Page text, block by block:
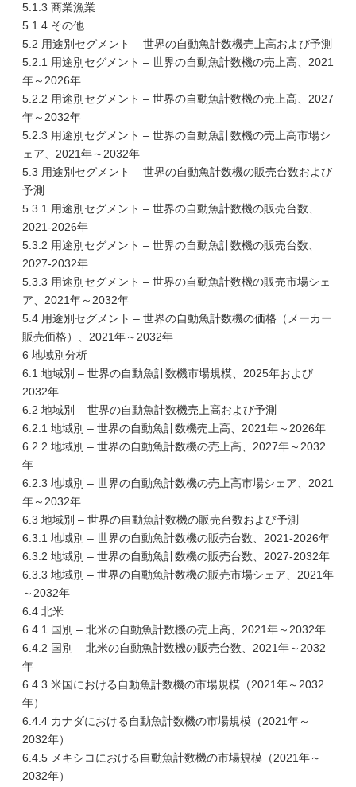
5.1.3 商業漁業
5.1.4 その他
5.2 用途別セグメント – 世界の自動魚計数機売上高および予測
5.2.1 用途別セグメント – 世界の自動魚計数機の売上高、2021
年～2026年
5.2.2 用途別セグメント – 世界の自動魚計数機の売上高、2027
年～2032年
5.2.3 用途別セグメント – 世界の自動魚計数機の売上高市場シ
ェア、2021年～2032年
5.3 用途別セグメント – 世界の自動魚計数機の販売台数および
予測
5.3.1 用途別セグメント – 世界の自動魚計数機の販売台数、
2021-2026年
5.3.2 用途別セグメント – 世界の自動魚計数機の販売台数、
2027-2032年
5.3.3 用途別セグメント – 世界の自動魚計数機の販売市場シェ
ア、2021年～2032年
5.4 用途別セグメント – 世界の自動魚計数機の価格（メーカー
販売価格）、2021年～2032年
6 地域別分析
6.1 地域別 – 世界の自動魚計数機市場規模、2025年および
2032年
6.2 地域別 – 世界の自動魚計数機売上高および予測
6.2.1 地域別 – 世界の自動魚計数機売上高、2021年～2026年
6.2.2 地域別 – 世界の自動魚計数機の売上高、2027年～2032
年
6.2.3 地域別 – 世界の自動魚計数機の売上高市場シェア、2021
年～2032年
6.3 地域別 – 世界の自動魚計数機の販売台数および予測
6.3.1 地域別 – 世界の自動魚計数機の販売台数、2021-2026年
6.3.2 地域別 – 世界の自動魚計数機の販売台数、2027-2032年
6.3.3 地域別 – 世界の自動魚計数機の販売市場シェア、2021年
～2032年
6.4 北米
6.4.1 国別 – 北米の自動魚計数機の売上高、2021年～2032年
6.4.2 国別 – 北米の自動魚計数機の販売台数、2021年～2032
年
6.4.3 米国における自動魚計数機の市場規模（2021年～2032
年）
6.4.4 カナダにおける自動魚計数機の市場規模（2021年～
2032年）
6.4.5 メキシコにおける自動魚計数機の市場規模（2021年～
2032年）